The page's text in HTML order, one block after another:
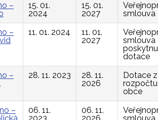
–
15. 01.
2024
15. 01.
2027
smlouva
–
11. 01. 2024
11. 01.
2027
smlouva
dotace
–
28. 11. 2023
28. 11.
2026
Dotace z
rozpočtu
obce
–
06. 11.
06. 11.